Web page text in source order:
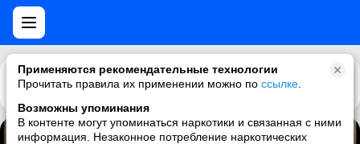
Применяются рекомендательные технологии
Прочитать правила их применении можно по ссылке
Возможны упоминания
В контенте могут упоминаться наркотики и связанная с ними
информация. Незаконное потребление наркотических
Каталог Рекомендации